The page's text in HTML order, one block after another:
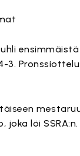
joka löi SSRA:n.